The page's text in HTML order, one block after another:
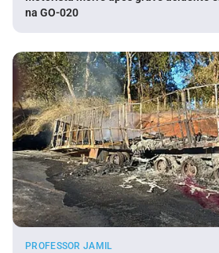
na GO-020
PROFESSOR JAMIL